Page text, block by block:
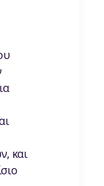
και